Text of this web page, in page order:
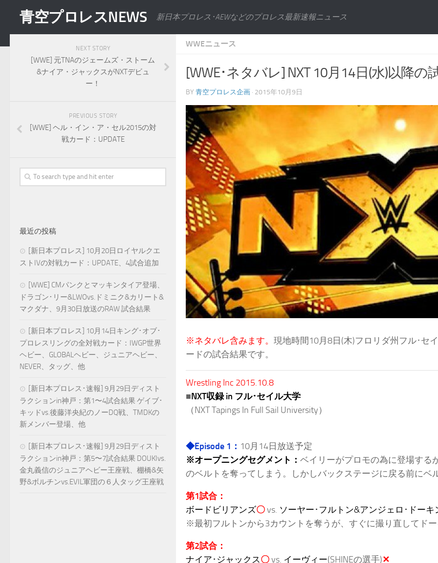
青空プロレスNEWS 新日本プロレス･AEWなどのプロレス最新速報ニュース
WWEニュース
[WWE･ネタバレ] NXT 10月14日(水)以降の
BY 青空プロレス企画 · 2015年10月9日
※ネタバレ含みます。 現地時間10月8日(木)フロリダ州フル･セ
ードの試合結果です。
Wrestling Inc 2015.10.8
■NXT収録 in フル･セイル大学
（NXT Tapings In Full Sail University）
◆Episode 1： 10月14日放送予定
※オープニングセグメント： ベイリーがプロモの為に登場する
のベルトを奪ってしまう。しかしバックステージに戻る前にベ
第1試合：
ボードビリアンズ〇vs. ソーヤー･フルトン&アンジェロ･ドーキ
※最初フルトンから3カウントを奪うが、すぐに撮り直してド
第2試合：
ナイア･ジャックス〇vs. イーヴィー(SHINEの選手)✕
NEXT STORY
[WWE] 元TNAのジェームズ・ストーム
&ナイア・ジャックスがNXTデビュ
ー！
PREVIOUS STORY
[WWE] ヘル・イン・ア・セル2015の対
戦カード：UPDATE
最近の投稿
[新日本プロレス] 10月20日ロイヤルクエ
ストIVの対戦カード：UPDATE、4試合追加
[WWE] CMパンクとマッキンタイア登場、
ドラゴン･リー&LWOvs.ドミニク&カリート&
マクダナ、9月30日放送のRAW 試合結果
[新日本プロレス] 10月14日キング･オブ･
プロレスリングの全対戦カード：IWGP世界
ヘビー、GLOBALヘビー、ジュニアヘビー、
NEVER、タッグ、他
[新日本プロレス･速報] 9月29日ディスト
ラクションin神戸：第1〜4試合結果 ゲイブ･
キッドvs.後藤洋央紀のノーDQ戦、TMDKの
新メンバー登場、他
[新日本プロレス･速報] 9月29日ディスト
ラクションin神戸：第5〜7試合結果 DOUKIvs.
金丸義信のジュニアヘビー王座戦、棚橋&矢
野&ボルチンvs.EVIL軍団の６人タッグ王座戦